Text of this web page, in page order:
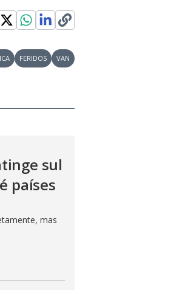
FERIDOS VAN
sul
países
mas